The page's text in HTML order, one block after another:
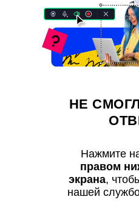
Нажмите
правом
экрана,
нашей
НЕ